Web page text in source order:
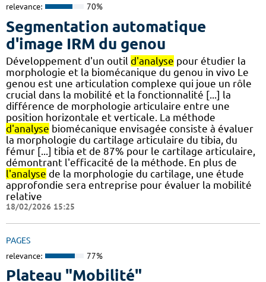
relevance: 70%
Segmentation automatique
d'image IRM du genou
Développement d'un outil d'analyse pour étudier la
morphologie et la biomécanique du genou in vivo Le
genou est une articulation complexe qui joue un rôle
crucial dans la mobilité et la fonctionnalité [...] la
différence de morphologie articulaire entre une
position horizontale et verticale. La méthode
d'analyse biomécanique envisagée consiste à évaluer
la morphologie du cartilage articulaire du tibia, du
fémur [...] tibia et de 87% pour le cartilage articulaire,
démontrant l'efficacité de la méthode. En plus de
l'analyse de la morphologie du cartilage, une étude
approfondie sera entreprise pour évaluer la mobilité
relative
18/02/2026 15:25
PAGES
relevance: 77%
Plateau "Mobilité"